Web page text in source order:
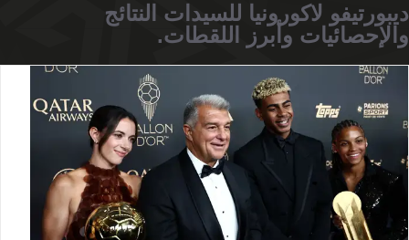
ديبورتيفو لاكورونيا للسيدات النتائج
والإحصائيات وأبرز اللقطات.